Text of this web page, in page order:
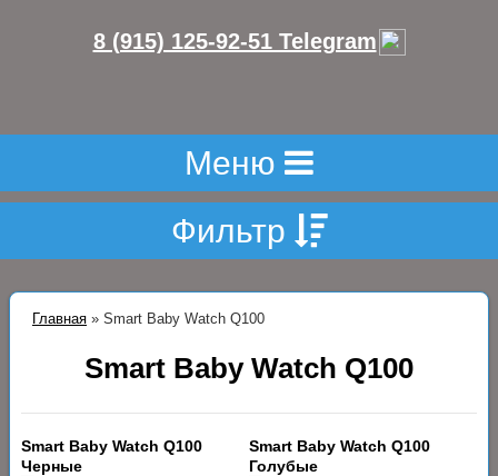
8 (915) 125-92-51 Telegram
Меню
Фильтр
Главная » Smart Baby Watch Q100
Smart Baby Watch Q100
Smart Baby Watch Q100
Черные
Smart Baby Watch Q100
Голубые